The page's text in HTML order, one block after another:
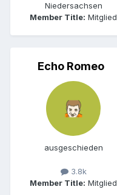
Niedersachsen
Member Title: Mitglied
Echo Romeo
ausgeschieden
3.8k
Member Title: Mitglied